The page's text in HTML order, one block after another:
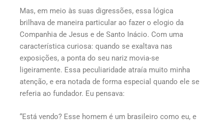
Mas, em meio às suas digressões, essa lógica
brilhava de maneira particular ao fazer o elogio da
Companhia de Jesus e de Santo Inácio. Com uma
característica curiosa: quando se exaltava nas
exposições, a ponta do seu nariz movia-se
ligeiramente. Essa peculiaridade atraía muito minha
atenção, e era notada de forma especial quando ele se
referia ao fundador. Eu pensava:
“Está vendo? Esse homem é um brasileiro como eu, e